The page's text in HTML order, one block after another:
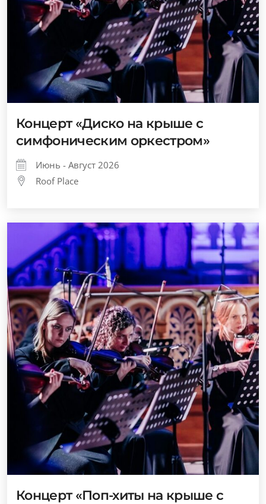
Концерт «Диско на крыше с
симфоническим оркестром»
Июнь - Август 2026
Roof Place
Концерт «Поп-хиты на крыше с